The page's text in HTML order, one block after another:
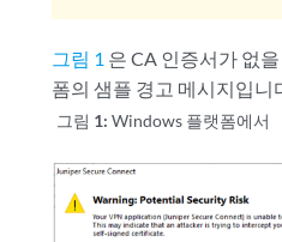
그림 1 은 CA 인증서가 없
폼의 샘플 경고 메시지입니
그림 1:Windows 플랫폼에서